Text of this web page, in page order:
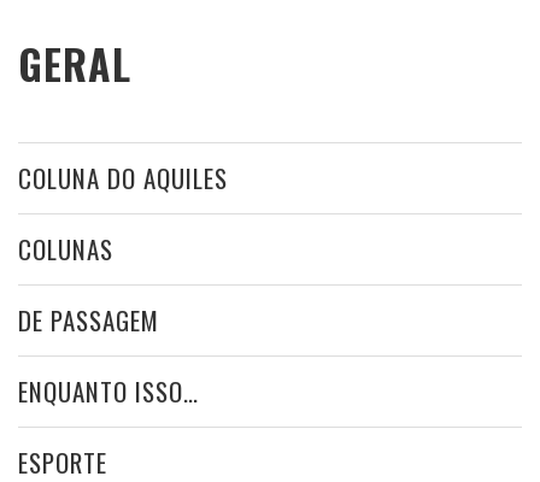
GERAL
COLUNA DO AQUILES
COLUNAS
DE PASSAGEM
ENQUANTO ISSO…
ESPORTE